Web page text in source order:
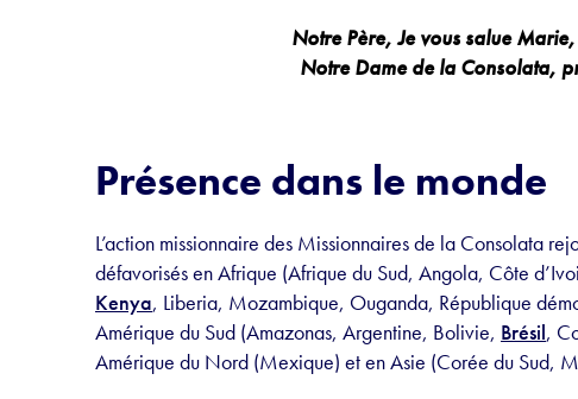
Notre Père, Je vous salue
Notre Dame de la Consolata,
Présence dans le monde
L’action missionnaire des Missionnaires de la Consolata
défavorisés en Afrique (Afrique du Sud, Angola, Côte
Kenya, Liberia, Mozambique, Ouganda, République
Amérique du Sud (Amazonas, Argentine, Bolivie, Brésil,
Amérique du Nord (Mexique) et en Asie (Corée du Sud,